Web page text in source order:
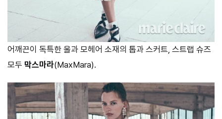
어깨끈이 독특한 울과 모헤어 소재의 톱과 스커트, 스트랩 슈즈
모두 막스마라(MaxMara).